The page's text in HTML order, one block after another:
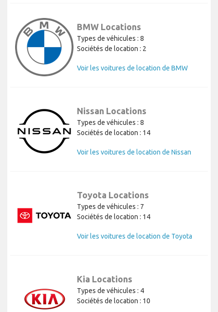
BMW Locations
Types de véhicules : 8
Sociétés de location : 2
Voir les voitures de location de BMW
Nissan Locations
Types de véhicules : 8
Sociétés de location : 14
Voir les voitures de location de Nissan
Toyota Locations
Types de véhicules : 7
Sociétés de location : 14
Voir les voitures de location de Toyota
Kia Locations
Types de véhicules : 4
Sociétés de location : 10